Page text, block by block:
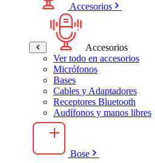
Accesorios
Accesorios
Ver todo en accesorios
Micrófonos
Bases
Cables y Adaptadores
Receptores Bluetooth
Audífonos y manos libres
Bose